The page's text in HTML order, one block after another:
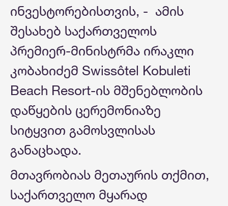
ინვესტორებისთვის, - ამის
შესახებ საქართველოს
პრემიერ-მინისტრმა ირაკლი
კობახიძემ Swissôtel Kobuleti
Beach Resort-ის მშენებლობის
დაწყების ცერემონიაზე
სიტყვით გამოსვლისას
განაცხადა.
მთავრობიას მეთაურის თქმით,
საქართველო მყარად